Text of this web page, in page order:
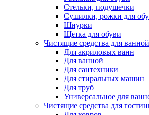
Стельки, подушечки
Сушилки, рожки для
Шнурки
Щетка для обуви
Чистящие средства для ванной
Для акриловых ванн
Для ванной
Для сантехники
Для стиральных машин
Для труб
Универсальное для
Чистящие средства для